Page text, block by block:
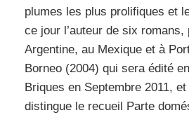
plumes les plus prolifiques et
ce jour l’auteur de six
Argentine, au Mexique et à
Borneo (2004) qui sera édité
Briques en Septembre 2011,
distingue le recueil Parte